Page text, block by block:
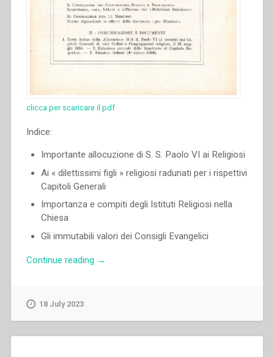
clicca per scaricare il pdf
Indice:
Importante allocuzione di S. S. Paolo VI ai Religiosi
Ai « dilettissimi figli » religiosi radunati per i rispettivi
Capitoli Generali
Importanza e compiti degli Istituti Religiosi nella
Chiesa
Gli immutabili valori dei Consigli Evangelici
Continue reading “Renato
→
18 July 2023